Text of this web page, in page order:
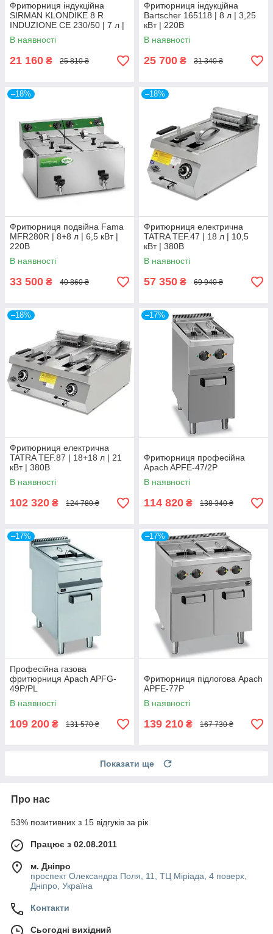
Фритюрниця індукційна
SIRMAN KLONDIKE 8 R
INDUZIONE CE 230/50 | 7 л |
3,5 кВт | 220В
В наявності
21 160 ₴ 25 810 ₴
Фритюрниця індукційна
Bartscher 165118 | 8 л | 3,25
кВт | 220В
В наявності
25 700 ₴ 31 340 ₴
–18%
Фритюрниця подвійна Fama
MFR280R | 8+8 л | 6,5 кВт |
220В
В наявності
33 500 ₴ 40 860 ₴
–18%
Фритюрниця електрична
TATRA TEF.47 | 18 л | 10,5
кВт | 380В
В наявності
57 350 ₴ 69 940 ₴
–18%
Фритюрниця електрична
TATRA TEF.87 | 18+18 л | 21
кВт | 380В
В наявності
102 320 ₴ 124 780 ₴
–17%
Фритюрниця професійна
Apach APFE-47/2P
В наявності
114 820 ₴ 138 340 ₴
–17%
Професійна газова
фритюрниця Apach APFG-
49P/PL
В наявності
109 200 ₴ 131 570 ₴
–17%
Фритюрниця підлогова Apach
APFE-77P
В наявності
139 210 ₴ 167 730 ₴
Показати ще
Про нас
53% позитивних з 15 відгуків за рік
Працює з 02.08.2011
м. Дніпро
проспект Олександра Поля, 11, ТЦ Міріада, 4 поверх,
Дніпро, Україна
Контакти
Сьогодні вихідний